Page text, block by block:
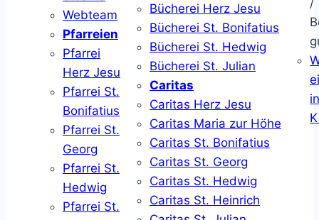
Webteam
Pfarreien
Pfarrei
Herz Jesu
Pfarrei St.
Bonifatius
Pfarrei St.
Georg
Pfarrei St.
Hedwig
Pfarrei St.
Bücherei Herz Jesu
Bücherei St. Bonifatius
Bücherei St. Hedwig
Bücherei St. Julian
Caritas
Caritas Herz Jesu
Caritas Maria zur Höhe
Caritas St. Bonifatius
Caritas St. Georg
Caritas St. Hedwig
Caritas St. Heinrich
/